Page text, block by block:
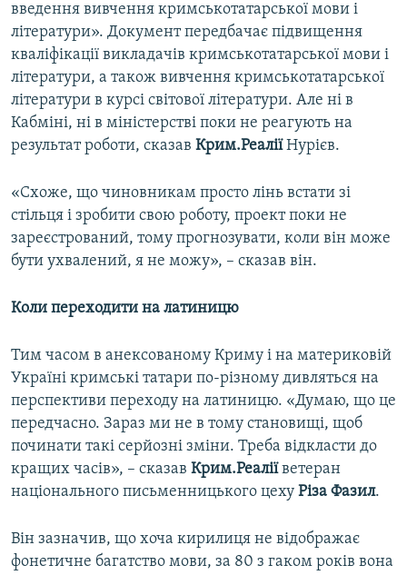
введення вивчення кримськотатарської мови і
літератури». Документ передбачає підвищення
кваліфікації викладачів кримськотатарської мови і
літератури, а також вивчення кримськотатарської
літератури в курсі світової літератури. Але ні в
Кабміні, ні в міністерстві поки не реагують на
результат роботи, сказав Крим.РеаліїНурієв.
«Схоже, що чиновникам просто лінь встати зі
стільця і зробити свою роботу, проект поки не
зареєстрований, тому прогнозувати, коли він може
бути ухвалений, я не можу», – сказав він.
Коли переходити на латиницю
Тим часом в анексованому Криму і на материковій
Україні кримські татари по-різному дивляться на
перспективи переходу на латиницю. «Думаю, що це
передчасно. Зараз ми не в тому становищі, щоб
починати такі серйозні зміни. Треба відкласти до
кращих часів», – сказав Крим.Реаліїветеран
національного письменницького цеху Різа Фазил.
Він зазначив, що хоча кирилиця не відображає
фонетичне багатство мови, за 80 з гаком років вона